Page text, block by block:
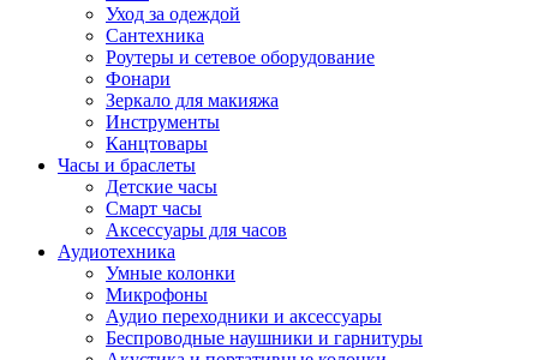
Уход за одеждой
Сантехника
Роутеры и сетевое оборудование
Фонари
Зеркало для макияжа
Инструменты
Канцтовары
Часы и браслеты
Детские часы
Смарт часы
Аксессуары для часов
Аудиотехника
Умные колонки
Микрофоны
Аудио переходники и аксессуары
Беспроводные наушники и гарнитуры